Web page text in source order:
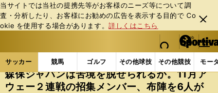
当サイトでは当社の提携先等がお客様のニーズ等について調
査・分析したり、お客様にお勧めの広告を表⽰する⽬的で Co
okie を使⽤する場合があります。詳しくはこちら
閉じ
る
web Sportiva (webスポルティーバ)
検索
マイペ
ー
ジ
メニュ
サッカー 競馬 ゴルフ その他球技 その他競技 モー
ス
ポ
ル
サッカーの記事一覧 サッカー代表 日本代表 森
森保ジャパンは苦境を脱せられるか。11月ア
ウェー２連戦の招集メンバー、布陣を6人が